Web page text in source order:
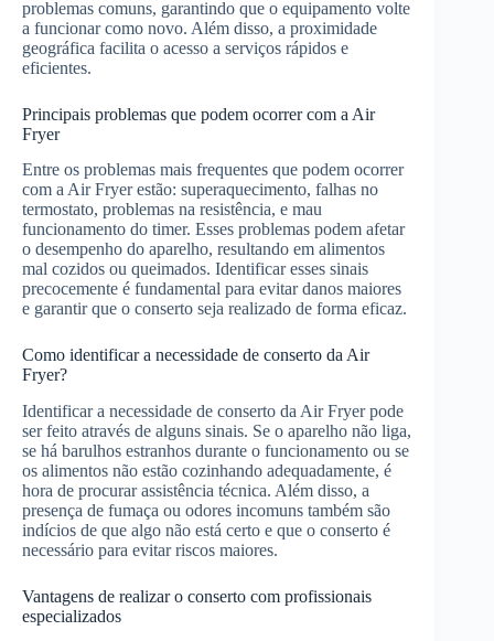
problemas comuns, garantindo que o equipamento volte
a funcionar como novo. Além disso, a proximidade
geográfica facilita o acesso a serviços rápidos e
eficientes.
Principais problemas que podem ocorrer com a Air
Fryer
Entre os problemas mais frequentes que podem ocorrer
com a Air Fryer estão: superaquecimento, falhas no
termostato, problemas na resistência, e mau
funcionamento do timer. Esses problemas podem afetar
o desempenho do aparelho, resultando em alimentos
mal cozidos ou queimados. Identificar esses sinais
precocemente é fundamental para evitar danos maiores
e garantir que o conserto seja realizado de forma eficaz.
Como identificar a necessidade de conserto da Air
Fryer?
Identificar a necessidade de conserto da Air Fryer pode
ser feito através de alguns sinais. Se o aparelho não liga,
se há barulhos estranhos durante o funcionamento ou se
os alimentos não estão cozinhando adequadamente, é
hora de procurar assistência técnica. Além disso, a
presença de fumaça ou odores incomuns também são
indícios de que algo não está certo e que o conserto é
necessário para evitar riscos maiores.
Vantagens de realizar o conserto com profissionais
especializados